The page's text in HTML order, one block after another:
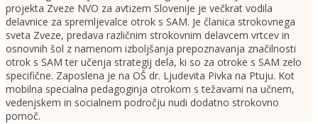
projekta Zveze NVO za avtizem Slovenije je večkrat vodila
delavnice za spremljevalce otrok s SAM. Je članica strokovnega
sveta Zveze, predava različnim strokovnim delavcem vrtcev in
osnovnih šol z namenom izboljšanja prepoznavanja značilnosti
otrok s SAM ter učenja strategij dela, ki so za otroke s SAM zelo
specifične. Zaposlena je na OŠ dr. Ljudevita Pivka na Ptuju. Kot
mobilna specialna pedagoginja otrokom s težavami na učnem,
vedenjskem in socialnem področju nudi dodatno strokovno
pomoč.